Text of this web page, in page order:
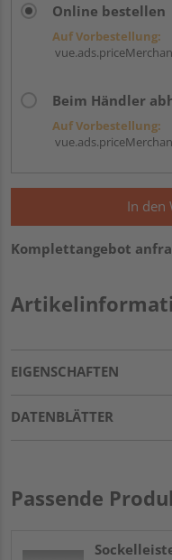
Online bestellen
Auf Vorbestellung:
Beim Händler
Auf Vorbestellung:
In den
Komplettangebot
EIGENSCHAFTEN
DATENBLÄTTER
Passende